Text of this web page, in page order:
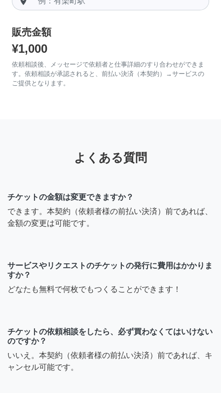
販売金額
¥1,000
依頼相談後、メッセージで依頼者と仕事詳細のすり合わせができま
す。依頼相談が承認されると、前払い決済（本契約）→サービスの
ご提供となります。
よくある質問
チケットの金額は変更できますか？
できます。本契約（依頼者様の前払い決済）前であれば、
金額の変更は可能です。
サービスやリクエストのチケットの発行に費用はかかりま
すか？
どなたも無料で何枚でもつくることができます！
チケットの依頼相談をしたら、必ず買わなくてはいけない
のですか？
いいえ。本契約（依頼者様の前払い決済）前であれば、キ
ャンセル可能です。